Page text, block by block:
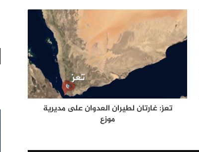
تعز: غارتان لطيران العدوان على مديرية
موزع